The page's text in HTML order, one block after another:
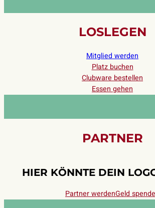
LOSLEGEN
Mitglied werden
Platz buchen
Clubware bestellen
Essen gehen
PARTNER
HIER KÖNNTE DEIN
Partner werdenGeld